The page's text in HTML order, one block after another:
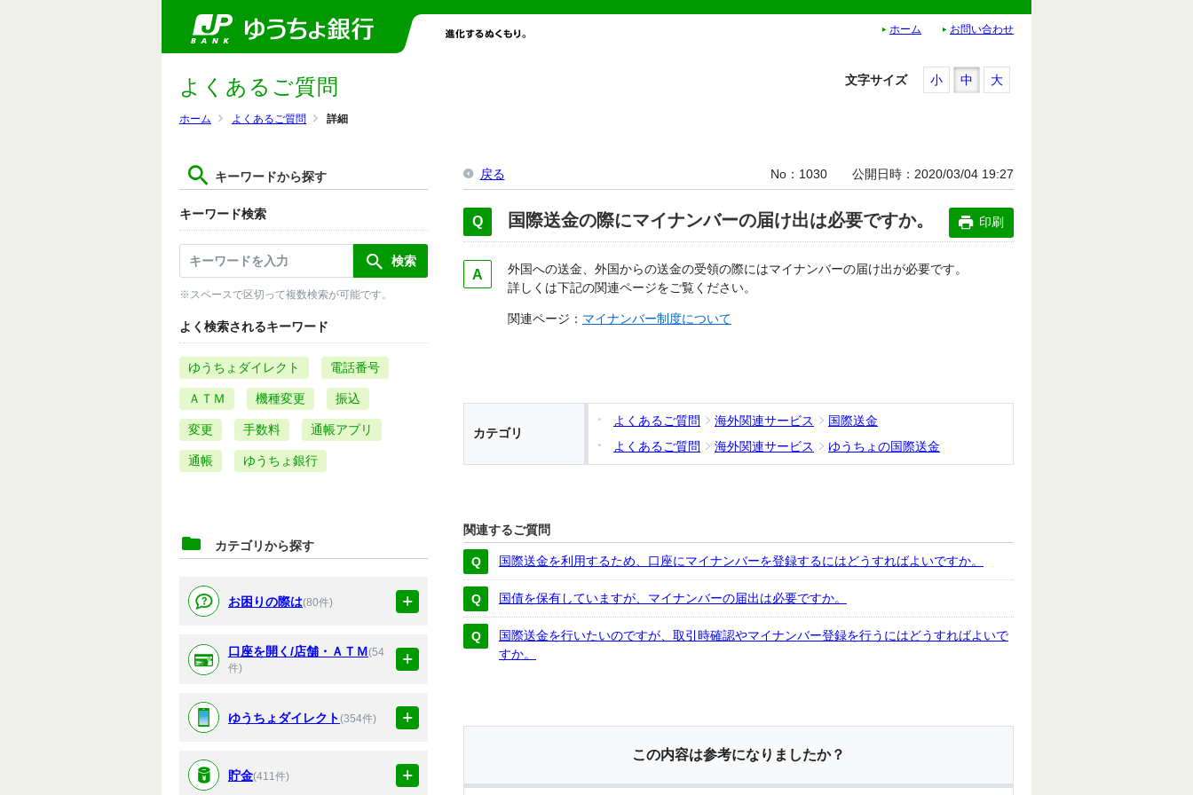
ホーム お問い合わせ
ホーム よくあるご質問 詳細
よくあるご質問
キーワードから探す
キーワード検索
※スペースで区切って複数検索が可能です。
よく検索されるキーワード
ゆうちょダイレクト 電話番号
ＡＴＭ 機種変更 振込
変更 手数料 通帳アプリ
通帳 ゆうちょ銀行
カテゴリから探す
お困りの際は(80件)
口座を開く/店舗・ＡＴＭ(54
件)
ゆうちょダイレクト(354件)
貯金(411件)
文字サイズ 小 中 大
戻る No 1030 公開日時 2020/03/04 19:27
国際送金の際にマイナンバーの届け出は必要ですか。 印刷
外国への送金、外国からの送金の受領の際にはマイナンバーの届け出が必要です。
詳しくは下記の関連ページをご覧ください。
関連ページ： マイナンバー制度について
カテゴリ
よくあるご質問 海外関連サービス
国際送金
よくあるご質問
海外関連サービス ゆうちょの国際送金
関連するご質問
国際送金を利用するため、口座にマイナンバーを登録するにはどうすればよいですか。
国債を保有していますが、マイナンバーの届出は必要ですか。
国際送金を行いたいのですが、取引時確認やマイナンバー登録を行うにはどうすればよいで
すか。
この内容は参考になりましたか？